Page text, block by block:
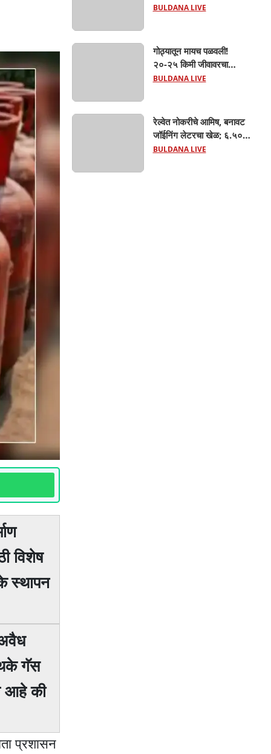
विशेष
स्थापन
गॅस
आहे की
प्रशासन
हिंगणा शिवारातील ५५ वर्षीय
घाला; रात्री घरी परतताना
घडली दुर्दैवी घटना
BULDANA LIVE
गोठ्यातून मायच पळवली!
२०-२५ किमी जीवावरचा
पाठलाग; खामगाव ग्रामीण
पसार!
BULDANA LIVE
रेल्वेत नोकरीचे आमिष, बनावट
जॉईनिंग लेटरचा खेळ; ६.५०
लाखांचा गंडा! एसपींच्या
BULDANA LIVE